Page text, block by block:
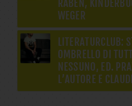
RABEN,
WEGER
LITERATURCLUB:
OMBRELLO DI
NESSUNO, ED.
L’AUTORE E